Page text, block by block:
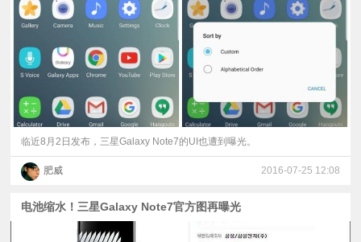
临近8月2日发布，三星Galaxy Note7的UI也遭到曝光。
肥威 2016-07-25 12:08
电池缩水！三星Galaxy Note7官方图再曝光